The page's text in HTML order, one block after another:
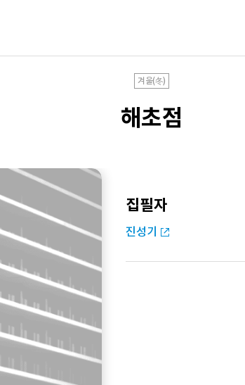
겨울(冬)
해초점
집필자
진성기